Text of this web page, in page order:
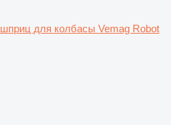
шприц для колбасы Vemag Robot